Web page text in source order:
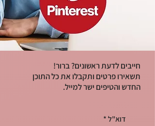
חייבים לדעת ראשונים? ברור!
תשאירו פרטים ותקבלו את כל התוכן
החדש והטיפים ישר למייל.
דוא"ל